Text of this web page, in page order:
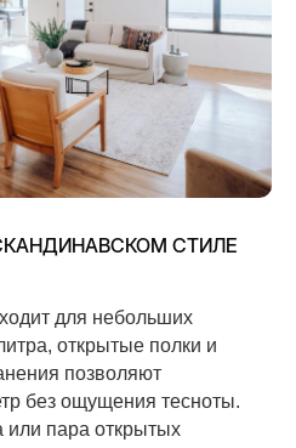
СТИЛЕ
для небольших
открытые полки и
позволяют
без ощущения тесноты.
пара открытых